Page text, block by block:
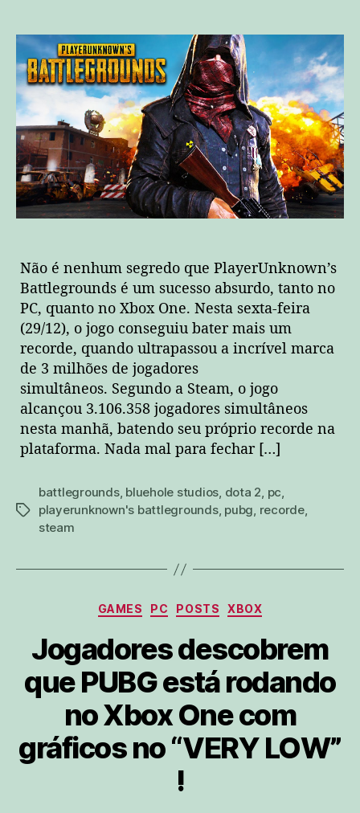
recorde
novamente
e
alcança
3
milhões
de
jogadores
simultâneos!
Não é nenhum segredo que PlayerUnknown’s
Battlegrounds é um sucesso absurdo, tanto no
PC, quanto no Xbox One. Nesta sexta-feira
(29/12), o jogo conseguiu bater mais um
recorde, quando ultrapassou a incrível marca
de 3 milhões de jogadores
simultâneos. Segundo a Steam, o jogo
alcançou 3.106.358 jogadores simultâneos
nesta manhã, batendo seu próprio recorde na
plataforma. Nada mal para fechar […]
tags
battlegrounds, bluehole studios, dota 2, pc,
playerunknown's battlegrounds, pubg, recorde,
steam
Categorias
GAMES PC POSTS XBOX
Jogadores descobrem
que PUBG está rodando
no Xbox One com
gráficos no “VERY LOW”
!